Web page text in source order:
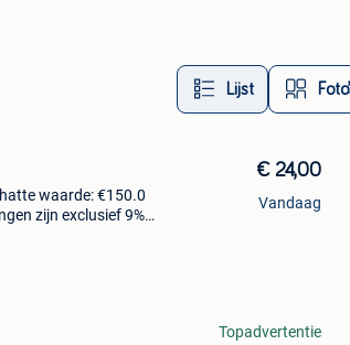
Lijst
waarde: €150.0
zijn exclusief 9%
€ 24,00
Vandaag
Topadvertentie